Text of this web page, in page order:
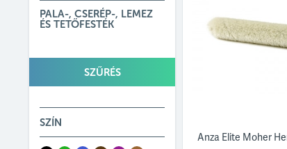
PALA-, CSERÉP-, LEMEZ
ÉS TETŐFESTÉK
SZŰRÉS
SZÍN
Anza Elite Moher